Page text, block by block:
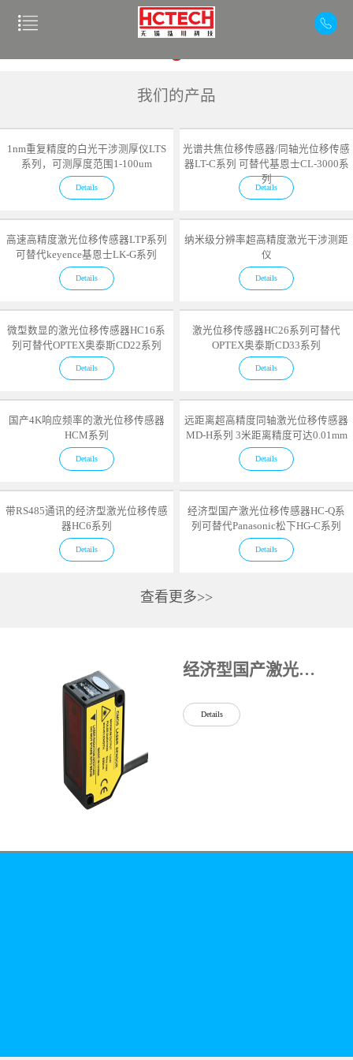
我们的产品
1nm重复精度的白光干涉测厚仪LTS
系列，可测厚度范围1-100um
Details
光谱共焦位移传感器/同轴光位移传感
器LT-C系列 可替代基恩士CL-3000系
列
Details
高速高精度激光位移传感器LTP系列
可替代keyence基恩士LK-G系列
Details
纳米级分辨率超高精度激光干涉测距
仪
Details
微型数显的激光位移传感器HC16系
列可替代OPTEX奥泰斯CD22系列
Details
激光位移传感器HC26系列可替代
OPTEX奥泰斯CD33系列
Details
国产4K响应频率的激光位移传感器
HCM系列
Details
远距离超高精度同轴激光位移传感器
MD-H系列 3米距离精度可达0.01mm
Details
带RS485通讯的经济型激光位移传感
器HC6系列
Details
经济型国产激光位移传感器HC-Q系
列可替代Panasonic松下HG-C系列
Details
查看更多>>
经济型国产激光位移传感器HC-Q系列可替代Panasonic松下HG-C系列
Details
有